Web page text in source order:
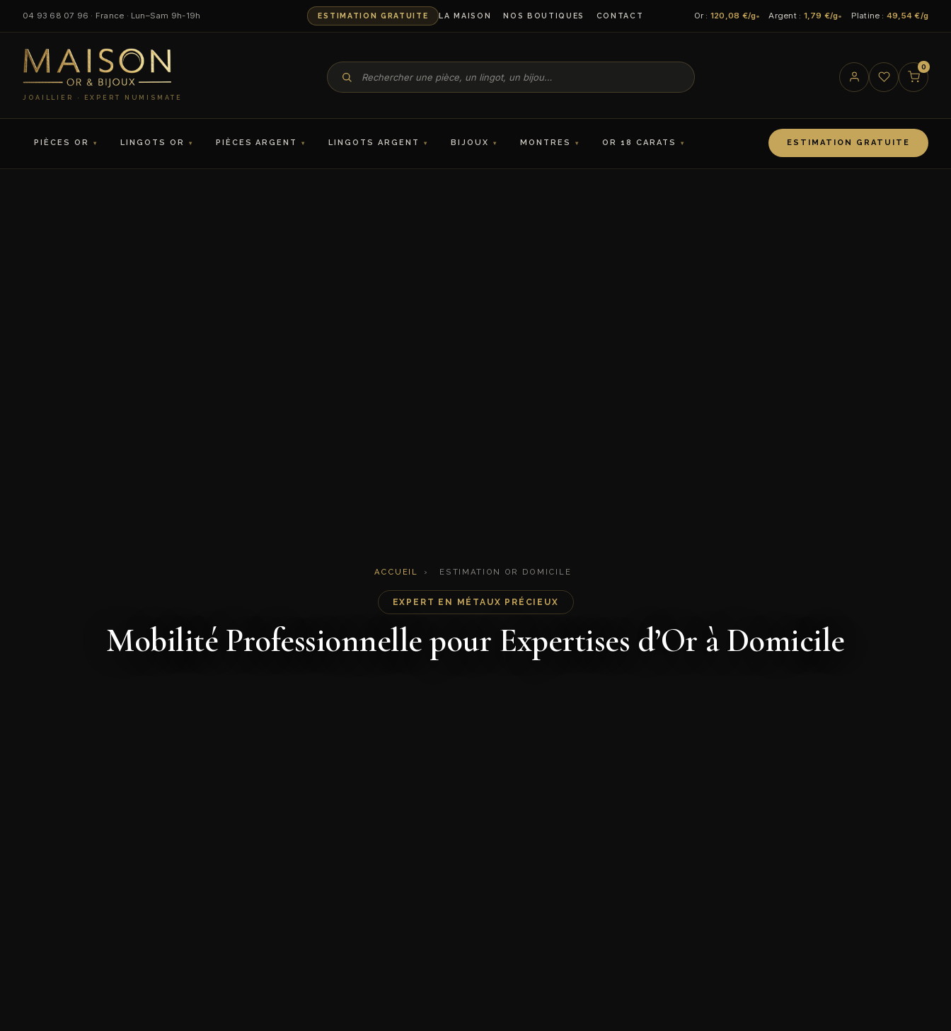
04 93 68 07 96 · France · Lun–Sam 9h-19h ESTIMATION GRATUITE LA MAISON NOS BOUTIQUES CONTACT Or : 120,08 €/g Argent : 1,79 €/g Platine : 49,54 €/g
JOAILLIER · EXPERT NUMISMATE
0
PIÈCES OR LINGOTS OR PIÈCES ARGENT LINGOTS ARGENT BIJOUX MONTRES OR 18 CARATS ESTIMATION GRATUITE
ACCUEIL › ESTIMATION OR DOMICILE
EXPERT EN MÉTAUX PRÉCIEUX
Mobilité Professionnelle pour Expertises d’Or à Domicile